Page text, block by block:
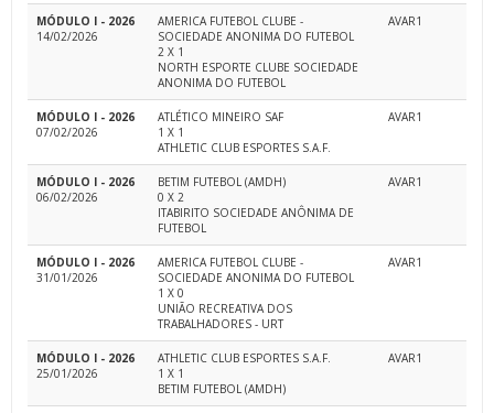
MÓDULO I - 2026
14/02/2026
AMERICA FUTEBOL CLUBE -
SOCIEDADE ANONIMA DO FUTEBOL
2 X 1
NORTH ESPORTE CLUBE SOCIEDADE
ANONIMA DO FUTEBOL
AVAR1
MÓDULO I - 2026
07/02/2026
ATLÉTICO MINEIRO SAF
1 X 1
ATHLETIC CLUB ESPORTES S.A.F.
AVAR1
MÓDULO I - 2026
06/02/2026
BETIM FUTEBOL (AMDH)
0 X 2
ITABIRITO SOCIEDADE ANÔNIMA DE
FUTEBOL
AVAR1
MÓDULO I - 2026
31/01/2026
AMERICA FUTEBOL CLUBE -
SOCIEDADE ANONIMA DO FUTEBOL
1 X 0
UNIÃO RECREATIVA DOS
TRABALHADORES - URT
AVAR1
MÓDULO I - 2026
25/01/2026
ATHLETIC CLUB ESPORTES S.A.F.
1 X 1
BETIM FUTEBOL (AMDH)
AVAR1